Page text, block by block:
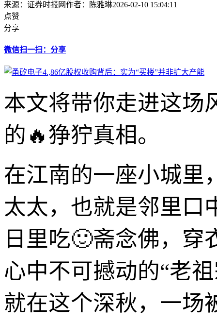
来源：证券时报网作者：陈雅琳2026-02-10 15:04:11
点赞
分享
微信扫一扫：分享
本文将带你走进这场
的🔥狰狞真相。
在江南的一座小城里
太太，也就是邻里口
日里吃🙂斋念佛，
心中不可撼动的“老
就在这个深秋，一场